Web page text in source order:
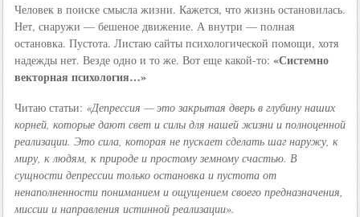
Человек в поиске смысла жизни. Кажется, что жизнь остановилась.
Нет, снаружи — бешеное движение. А внутри — полная
остановка. Пустота. Листаю сайты психологической помощи, хотя
надежды нет. Везде одно и то же. Вот еще какой-то: «Системно
векторная психология…»
Читаю статьи: «Депрессия — это закрытая дверь в глубину наших
корней, которые дают свет и силы для нашей жизни и полноценной
реализации. Это сила, которая не пускает сделать шаг наружу, к
миру, к людям, к природе и простому земному счастью. В
сущности депрессии только остановка и пустота от
ненаполненности пониманием и ощущением своего предназначения,
миссии и направления истинной реализации».